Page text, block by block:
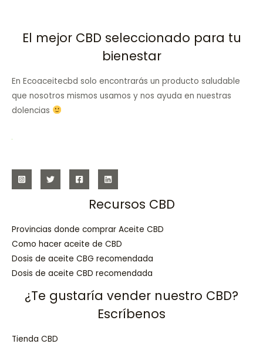
El mejor CBD seleccionado para tu
bienestar
En Ecoaceitecbd solo encontrarás un producto saludable
que nosotros mismos usamos y nos ayuda en nuestras
dolencias
Recursos CBD
Provincias donde comprar Aceite CBD
Como hacer aceite de CBD
Dosis de aceite CBG recomendada
Dosis de aceite CBD recomendada
¿Te gustaría vender nuestro CBD?
Escríbenos
Tienda CBD